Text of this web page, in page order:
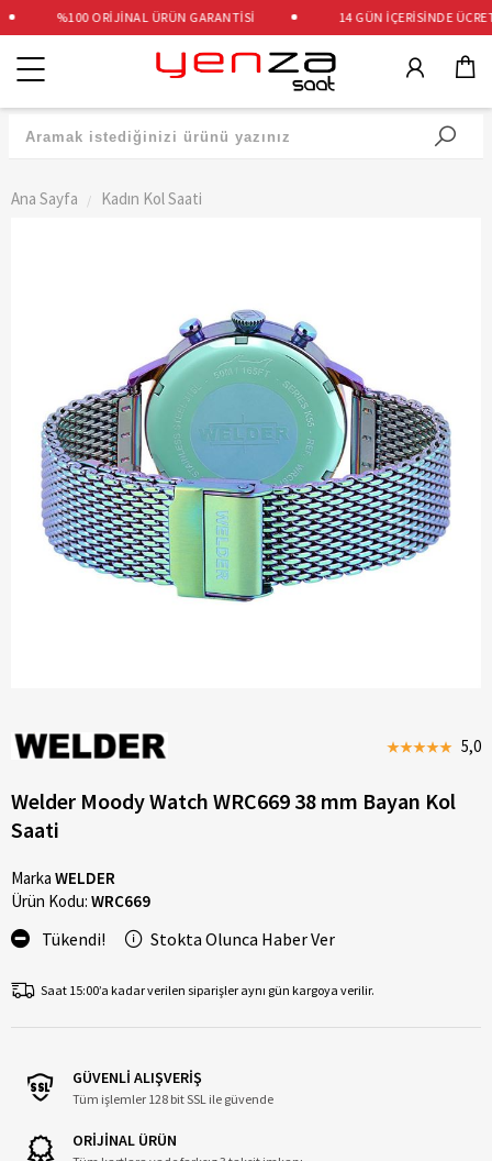
%100 ORİJİNAL ÜRÜN GARANTİSİ 14 GÜN İÇERİSİNDE
Kategoriler
Ana Sayfa Kadın Kol Saati
5,0
Welder Moody Watch WRC669 38 mm Bayan Kol
Saati
Marka WELDER
Ürün Kodu: WRC669
Tükendi! Stokta Olunca Haber Ver
Saat 15:00’a kadar verilen siparişler aynı gün kargoya verilir.
GÜVENLİ ALIŞVERİŞ
Tüm işlemler 128 bit SSL ile güvende
ORİJİNAL ÜRÜN